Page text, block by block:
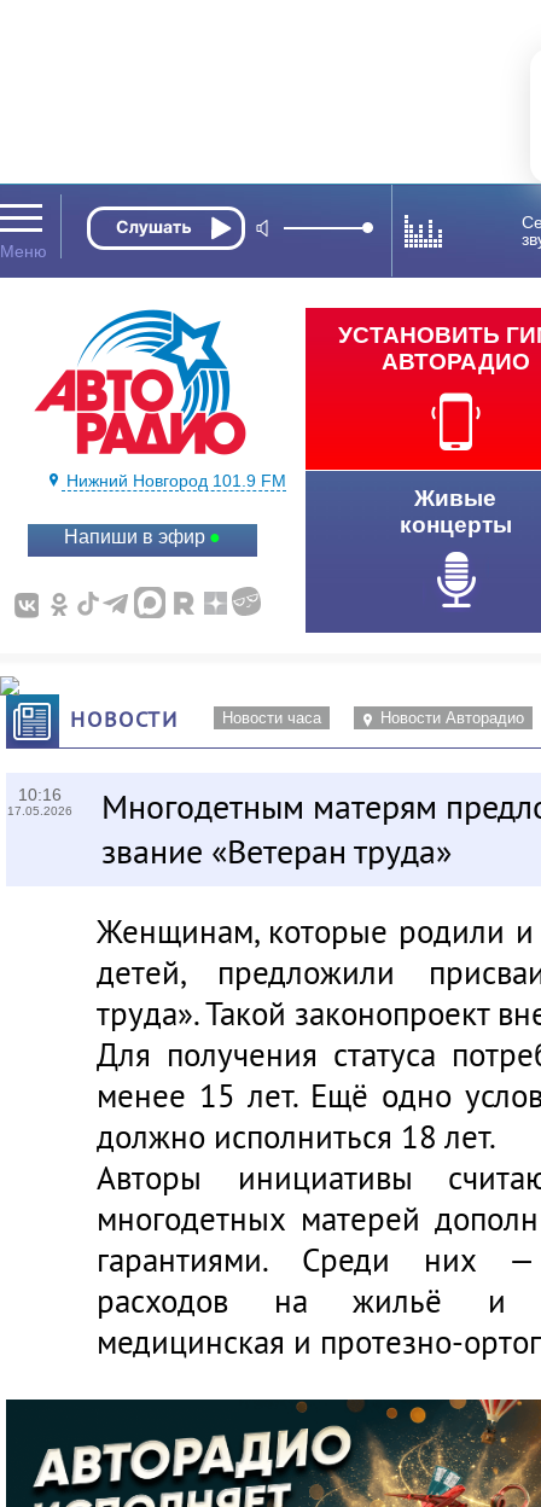
Нижний Новгород 101.9 FM
Напиши в эфир
УСТАНОВИТЬ
АВТОРАДИО
Живые
концерты
НОВОСТИ Новости часа Новости Авторадио
10:16
17.05.2026
Многодетным матерям
звание «Ветеран труда»
Женщинам, которые родили и
детей, предложили
труда». Такой законопроект
Для получения статуса
менее 15 лет. Ещё одно
должно исполниться 18 лет.
Авторы инициативы
многодетных матерей
гарантиями. Среди них —
расходов на жильё и
медицинская и протезно-